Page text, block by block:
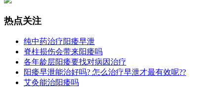
热点关注
纯中药治疗阳痿早泄
脊柱损伤会带来阳痿吗
各年龄层阳痿要找对病因治疗
阳痿早泄能治好吗? 怎么治疗早泄才最有效呢??
艾灸能治阳痿吗